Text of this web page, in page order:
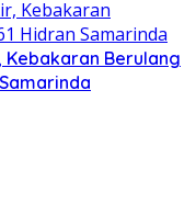
Kebakaran Berulang